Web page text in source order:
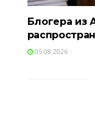
Блогера из
05.08.2026